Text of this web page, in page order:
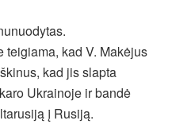
teigiama, kad V. Makėjus
kad jis slapta
Ukrainoje ir bandė
į Rusiją.